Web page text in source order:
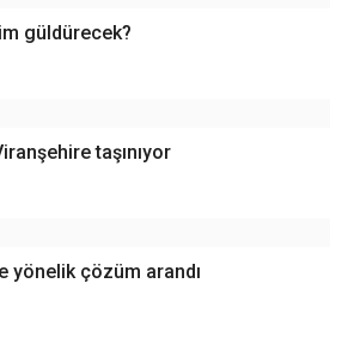
güldürecek?
taşınıyor
yönelik çözüm arandı